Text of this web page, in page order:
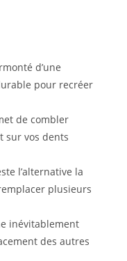
d’une
pour recréer
de combler
sur vos dents
l’alternative la
plusieurs
inévitablement
des autres